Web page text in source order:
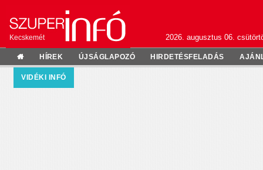
Kecskemét 2026. augusztus 06.
HÍREK ÚJSÁGLAPOZÓ HIRDETÉSFELADÁS
VIDÉKI INFÓ